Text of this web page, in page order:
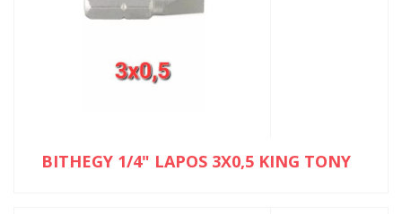
BITHEGY 1/4" LAPOS 3X0,5 KING TONY